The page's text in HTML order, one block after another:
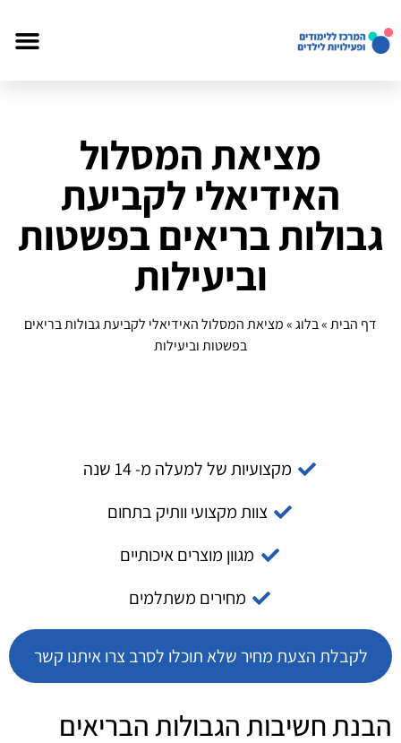
מציאת המסלול
האידיאלי לקביעת
גבולות בריאים בפשטות
וביעילות
דף הבית»בלוג»מציאת המסלול האידיאלי לקביעת גבולות בריאים
בפשטות וביעילות
מקצועיות של למעלה מ- 14 שנה
צוות מקצועי וותיק בתחום
מגוון מוצרים איכותיים
מחירים משתלמים
לקבלת הצעת מחיר שלא תוכלו לסרב צרו איתנו קשר
הבנת חשיבות הגבולות הבריאים